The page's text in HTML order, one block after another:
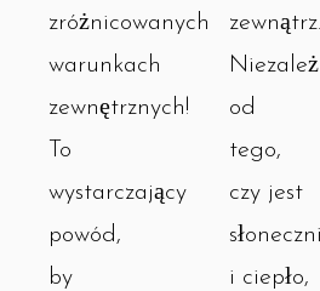
zróżnicowanych
warunkach
zewnętrznych!
To
wystarczający
powód,
by
zewnątrz.
od
tego,
czy jest
i ciepło,